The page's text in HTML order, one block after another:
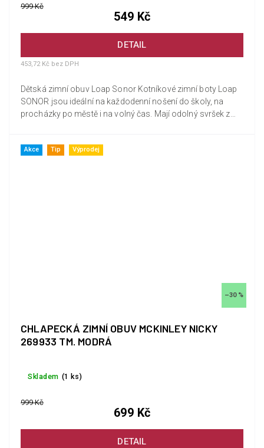
DETAIL
453,72 Kč bez DPH
999 Kč
549 Kč
Dětská zimní obuv Loap Sonor Kotníkové zimní boty Loap
SONOR jsou ideální na každodenní nošení do školy, na
procházky po městě i na volný čas. Mají odolný svršek z
Akce Tip Výprodej
–30 %
CHLAPECKÁ ZIMNÍ OBUV MCKINLEY NICKY
269933 TM. MODRÁ
Skladem (1 ks)
DETAIL
999 Kč
699 Kč